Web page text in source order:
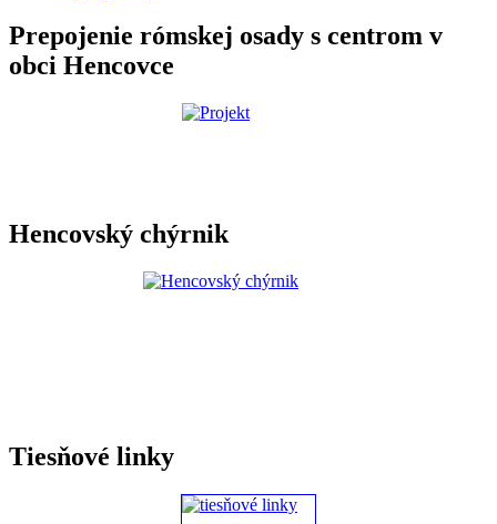
Prepojenie rómskej osady s centrom v
obci Hencovce
Hencovský chýrnik
Tiesňové linky